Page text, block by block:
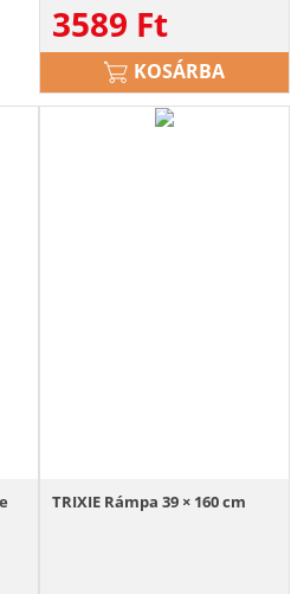
3589 Ft
KOSÁRBA
TRIXIE Rámpa 39 × 160 cm